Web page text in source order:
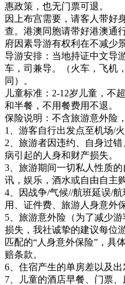
惠政策，也无门票可退。
因上布宫需要，请客人带好
查。港澳同胞请带好港澳通
府因素导游有权利在不减少
导游安排：当地持证中文导
车，司兼导。（火车，飞机
同）。
儿童标准：2-12岁儿童，不
和半餐，不用餐费用不退。
保险说明：不含旅游意外险
1、游客自行出发点至机场/
2、旅游者因违约、自身过
病引起的人身和财产损失。
3、旅游期间一切私人性质
讯，娱乐，酒水或自由自主
4、因战争/气候//航班延误/
用、证件费、旅游人身意外
5、旅游意外险（为了减少
损失，我社诚挚的建议每位
匹配的“人身意外保险”，具
赔条款。
6、住宿产生的单房差以及出
7、儿童的酒店早餐、门票、